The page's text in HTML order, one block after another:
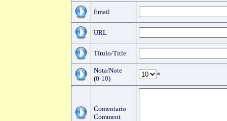
Email
URL
Titulo/Title
Nota/Note
(0-10)
*
Comentario
Comment